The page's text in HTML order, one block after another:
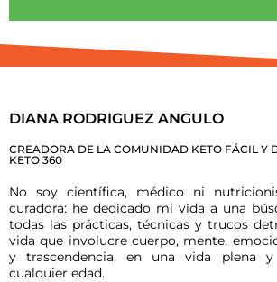
DIANA RODRIGUEZ ANGULO
CREADORA DE LA COMUNIDAD KETO FÁCIL Y
KETO 360
No soy científica, médico ni
curadora: he dedicado mi vida a una
todas las prácticas, técnicas y trucos
vida que involucre cuerpo, mente,
y trascendencia, en una vida plena
cualquier edad.